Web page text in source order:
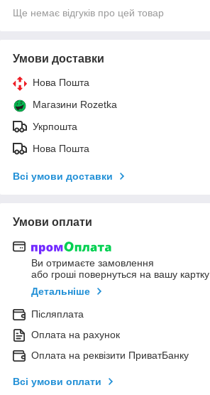
Ще немає відгуків про цей товар
Умови доставки
Нова Пошта
Магазини Rozetka
Укрпошта
Нова Пошта
Всі умови доставки
Умови оплати
Ви отримаєте замовлення
або гроші повернуться на вашу картку
Детальніше
Післяплата
Оплата на рахунок
Оплата на реквізити ПриватБанку
Всі умови оплати